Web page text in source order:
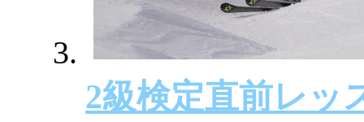
2級検定直前レ